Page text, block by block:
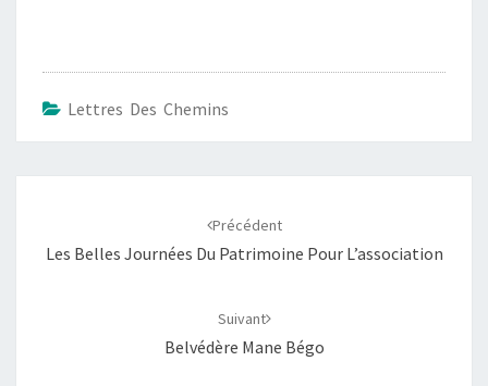
Lettres Des Chemins
Précédent
Les Belles Journées Du Patrimoine Pour L’association
Suivant
Belvédère Mane Bégo